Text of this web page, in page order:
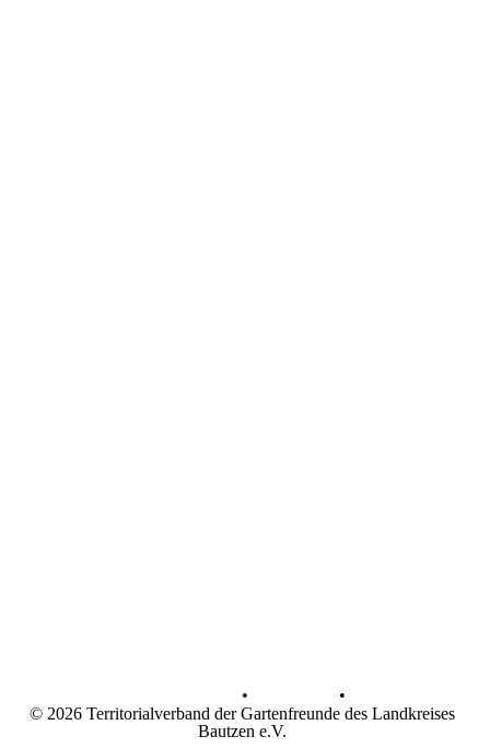
•
•
© 2026 Territorialverband der Gartenfreunde des Landkreises
Bautzen e.V.